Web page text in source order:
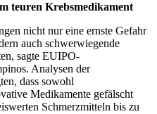
teuren Krebsmedikament
nicht nur eine ernste Gefahr
auch schwerwiegende
sagte EUIPO-
Analysen der
dass sowohl
Medikamente gefälscht
Schmerzmitteln bis zu